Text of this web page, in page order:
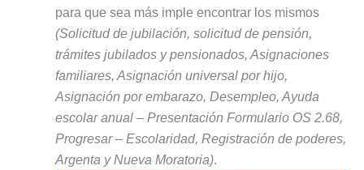
para que sea más imple encontrar los mismos
(Solicitud de jubilación, solicitud de pensión,
trámites jubilados y pensionados, Asignaciones
familiares, Asignación universal por hijo,
Asignación por embarazo, Desempleo, Ayuda
escolar anual – Presentación Formulario OS 2.68,
Progresar – Escolaridad, Registración de poderes,
Argenta y Nueva Moratoria).